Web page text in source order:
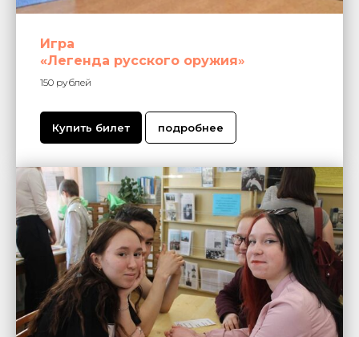
Игра
«Легенда русского оружия»
150 рублей
Купить билет подробнее